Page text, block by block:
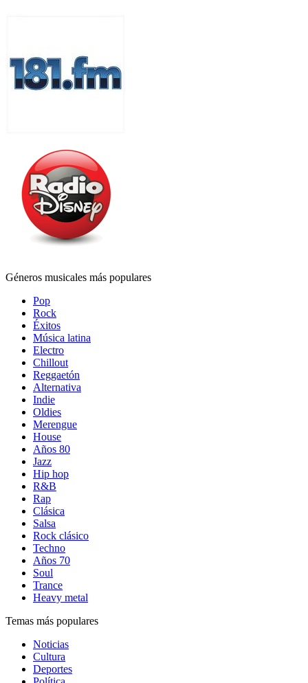
Géneros musicales más populares
Pop
Rock
Éxitos
Música latina
Electro
Chillout
Reggaetón
Alternativa
Indie
Oldies
Merengue
House
Años 80
Jazz
Hip hop
R&B
Rap
Clásica
Salsa
Rock clásico
Techno
Años 70
Soul
Trance
Heavy metal
Temas más populares
Noticias
Cultura
Deportes